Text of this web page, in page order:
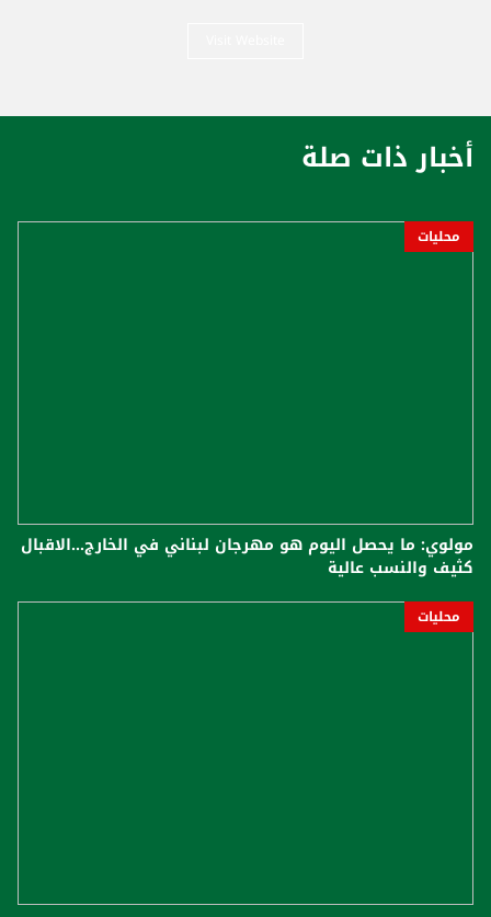
أخبار ذات صلة
محليات
مولوي: ما يحصل اليوم هو مهرجان لبناني في الخارج...الاقبال
كثيف والنسب عالية
محليات